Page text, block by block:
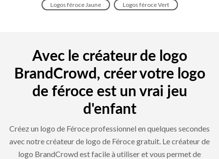
Logos féroce Jaune Logos féroce Vert
Avec le créateur de logo
BrandCrowd, créer votre logo
de féroce est un vrai jeu
d'enfant
Créez un logo de Féroce professionnel en quelques secondes
avec notre créateur de logo de Féroce gratuit. Le créateur de
logo BrandCrowd est facile à utiliser et vous permet de